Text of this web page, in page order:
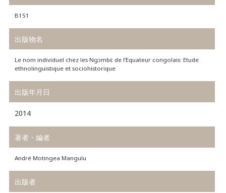
B151
出版物名
Le nom individuel chez les Ngɔmbɛ de l’Equateur congolais: Etude
ethnolinguistique et sociohistorique
出版年月日
2014
著者・編者
André Motingea Mangulu
出版者